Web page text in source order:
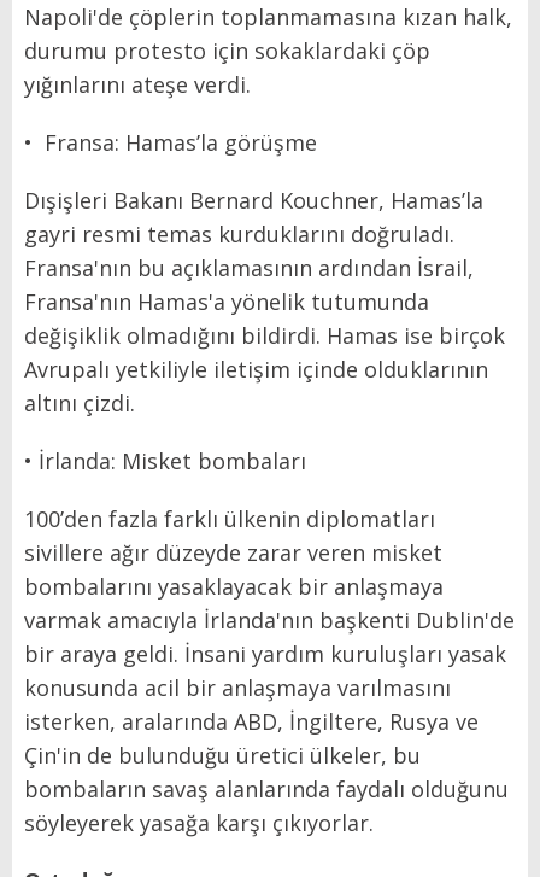
Napoli'de çöplerin toplanmamasına kızan halk,
durumu protesto için sokaklardaki çöp
yığınlarını ateşe verdi.
• Fransa: Hamas’la görüşme
Dışişleri Bakanı Bernard Kouchner, Hamas’la
gayri resmi temas kurduklarını doğruladı.
Fransa'nın bu açıklamasının ardından İsrail,
Fransa'nın Hamas'a yönelik tutumunda
değişiklik olmadığını bildirdi. Hamas ise birçok
Avrupalı yetkiliyle iletişim içinde olduklarının
altını çizdi.
• İrlanda: Misket bombaları
100’den fazla farklı ülkenin diplomatları
sivillere ağır düzeyde zarar veren misket
bombalarını yasaklayacak bir anlaşmaya
varmak amacıyla İrlanda'nın başkenti Dublin'de
bir araya geldi. İnsani yardım kuruluşları yasak
konusunda acil bir anlaşmaya varılmasını
isterken, aralarında ABD, İngiltere, Rusya ve
Çin'in de bulunduğu üretici ülkeler, bu
bombaların savaş alanlarında faydalı olduğunu
söyleyerek yasağa karşı çıkıyorlar.